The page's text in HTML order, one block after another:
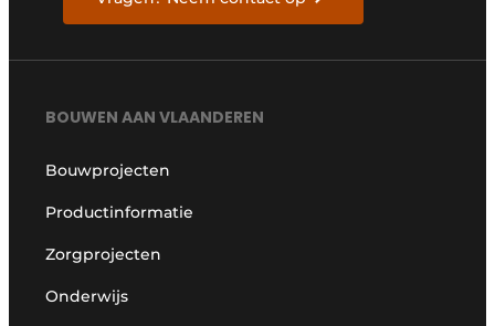
BOUWEN AAN VLAANDEREN
Bouwprojecten
Productinformatie
Zorgprojecten
Onderwijs